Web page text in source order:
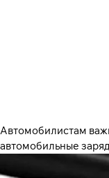
Автомобилистам
автомобильные